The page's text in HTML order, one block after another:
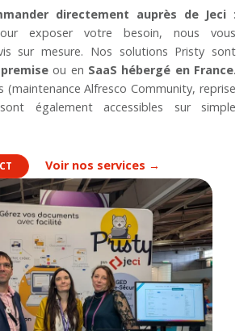
directement auprès de Jeci :
exposer votre besoin, nous vous
sur mesure. Nos solutions Pristy sont
ou en SaaS hébergé en France.
(maintenance Alfresco Community, reprise
également accessibles sur simple
Voir nos services →